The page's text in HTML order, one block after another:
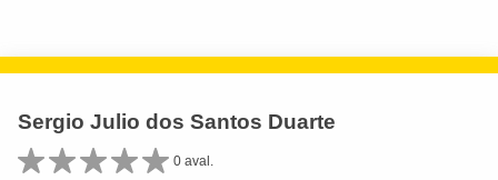
Sergio Julio dos Santos Duarte
0 aval.